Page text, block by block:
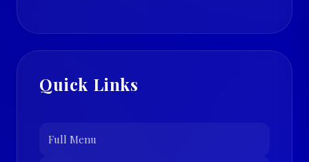
Quick Links
Full Menu